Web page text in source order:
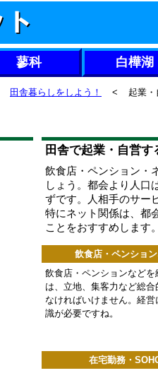
蓼科 白樺湖
田舎暮らしをしよう！ < 起業
田舎で起業・自営す
飲食店・ペンション・
しょう。都会より人口
ずです。人相手のサー
特にネット関係は、都
ことをおすすめします
飲食店・ペンショ
飲食店・ペンションなどを
は、立地、集客力など総合
なければいけません。経営
識が必要ですね。
在宅勤務・